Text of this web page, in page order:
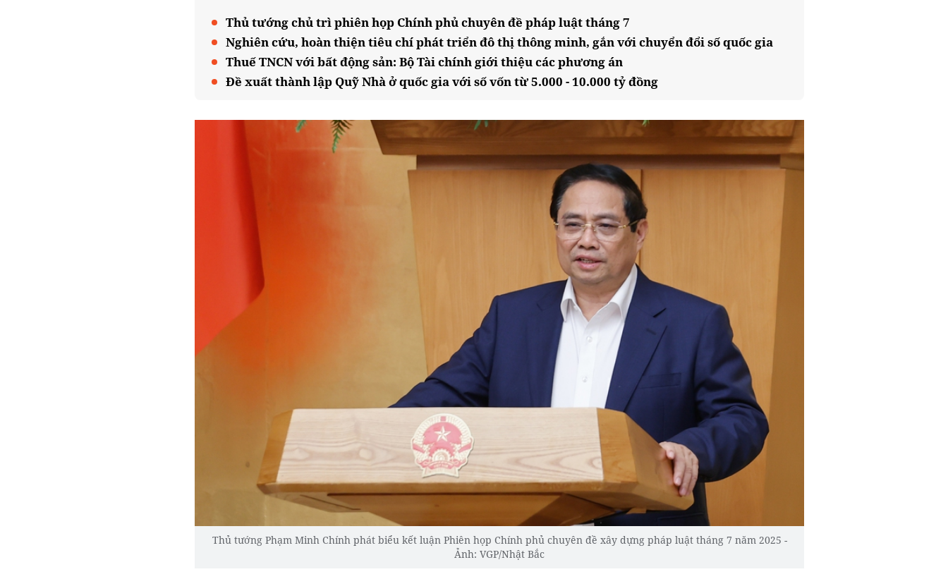
Thủ tướng chủ trì phiên họp Chính phủ chuyên đề pháp luật tháng 7
Nghiên cứu, hoàn thiện tiêu chí phát triển đô thị thông minh, gắn với chuyển đổi số quốc gia
Thuế TNCN với bất động sản: Bộ Tài chính giới thiệu các phương án
Đề xuất thành lập Quỹ Nhà ở quốc gia với số vốn từ 5.000 - 10.000 tỷ đồng
Thủ tướng Phạm Minh Chính phát biểu kết luận Phiên họp Chính phủ chuyên đề xây dựng pháp luật tháng 7 năm 2025 -
Ảnh: VGP/Nhật Bắc